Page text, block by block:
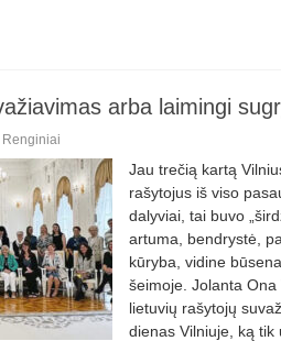
arba laimingi
Renginiai
Jau trečią kartą
rašytojus iš viso
dalyviai, tai buvo
artuma, bendrystė,
kūryba, vidine
šeimoje. Jolanta
lietuvių rašytojų
dienas Vil­niuje, ką tik